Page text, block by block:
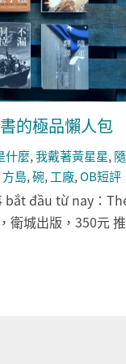
的極品懶人包
什麼,我戴著黃星星, 隨
方島,碗, 工廠,OB短評
bắt đầu từ nay：
衛城出版，350元 推